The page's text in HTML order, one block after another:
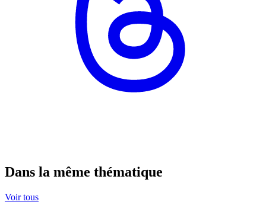
Dans la même thématique
Voir tous